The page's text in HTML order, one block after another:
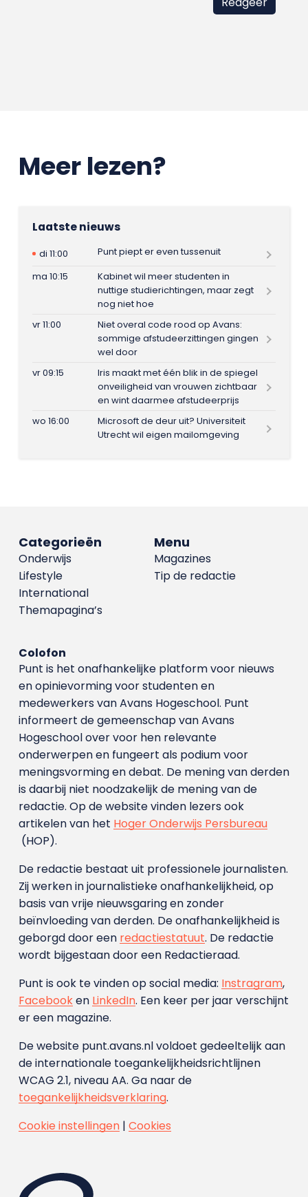
Meer lezen?
Laatste nieuws
di 11:00
Punt piept er even tussenuit
ma 10:15
Kabinet wil meer studenten in
nuttige studierichtingen, maar zegt
nog niet hoe
vr 11:00
Niet overal code rood op Avans:
sommige afstudeerzittingen gingen
wel door
vr 09:15
Iris maakt met één blik in de spiegel
onveiligheid van vrouwen zichtbaar
en wint daarmee afstudeerprijs
wo 16:00
Microsoft de deur uit? Universiteit
Utrecht wil eigen mailomgeving
Menu
Magazines
Tip de redactie
Categorieën
Onderwijs
Lifestyle
International
Themapagina’s
Colofon
Punt is het onafhankelijke platform voor nieuws
en opinievorming voor studenten en
medewerkers van Avans Hoge­school. Punt
informeert de gemeenschap van Avans
Hogeschool over voor hen relevante
onderwerpen en fungeert als podium voor
meningsvorming en debat. De mening van derden
is daarbij niet noodzakelijk de mening van de
redactie. Op de website vinden lezers ook
artikelen van het Hoger Onderwijs Persbureau
(HOP).
De redactie bestaat uit professionele journalisten.
Zij werken in journalistieke onafhankelijkheid, op
basis van vrije nieuwsgaring en zonder
beïnvloeding van derden. De onafhankelijkheid is
geborgd door een redactiestatuut. De redactie
wordt bijgestaan door een Redactieraad.
Punt is ook te vinden op social media: Instragram,
Facebooken LinkedIn. Een keer per jaar verschijnt
er een magazine.
De website punt.avans.nl voldoet gedeeltelijk aan
de internationale toegankelijkheidsrichtlijnen
WCAG 2.1, niveau AA. Ga naar de
toegankelijkheidsverklaring.
Cookie instellingen| Cookies